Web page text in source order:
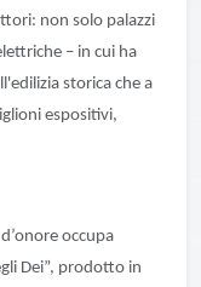
non solo palazzi
– in cui ha
storica che a
espositivi,
occupa
Dei”, prodotto in